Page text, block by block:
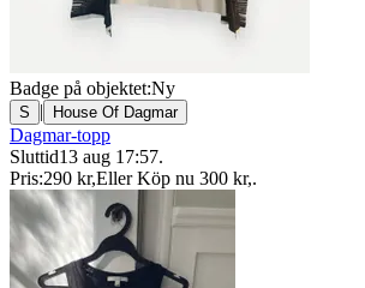
Badge på objektet:Ny
S | House Of Dagmar
Dagmar-topp
Sluttid13 aug 17:57.
Pris:290 kr,Eller Köp nu 300 kr,.